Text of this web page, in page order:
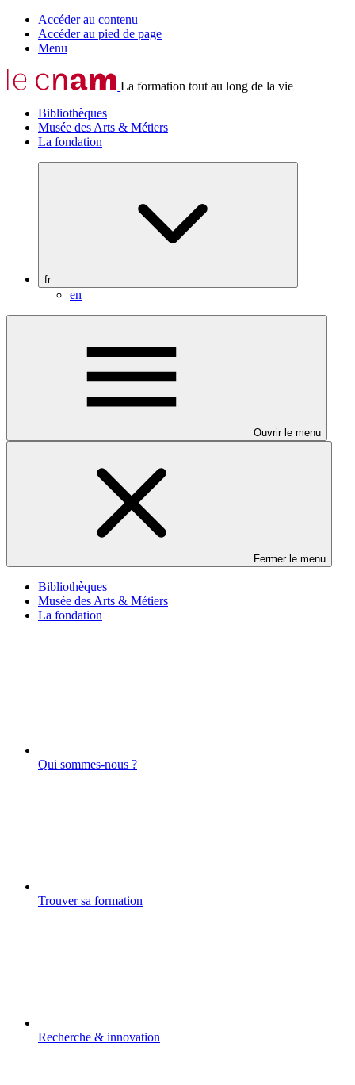
Accéder au contenu
Accéder au pied de page
Menu
La formation tout au long de la vie
Bibliothèques
Musée des Arts & Métiers
La fondation
fr
en
Ouvrir le menu
Fermer le menu
Bibliothèques
Musée des Arts & Métiers
La fondation
Qui sommes-nous ?
Trouver sa formation
Recherche & innovation